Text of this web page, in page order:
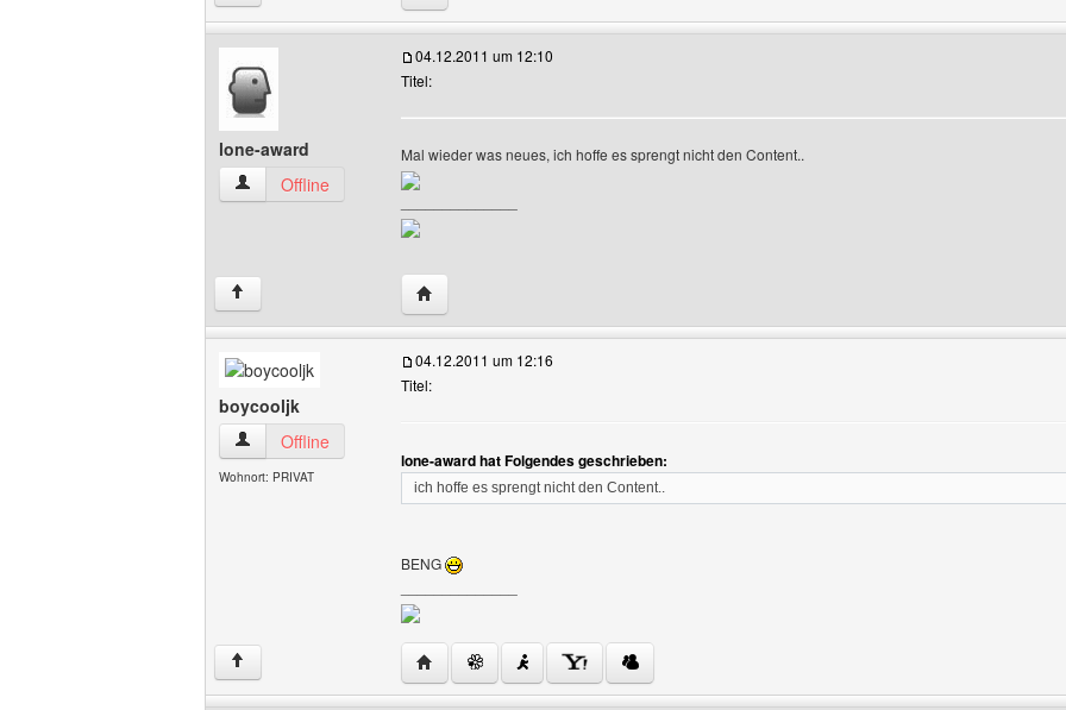
lone-award
lone-award Benutzer-Profile anzeigen
Offline
04.12.2011 um 12:10
Titel:
Mal wieder was neues, ich hoffe es sprengt nicht den Content..
↑ Website dieses Benutzers besuchen: lone-award
boycooljk
boycooljk Benutzer-Profile anzeigen
Offline
Wohnort: PRIVAT
04.12.2011 um 12:16
Titel:
lone-award hat Folgendes geschrieben:
ich hoffe es sprengt nicht den Content..
BENG
↑ Website dieses Benutzers besuchen: boycooljk